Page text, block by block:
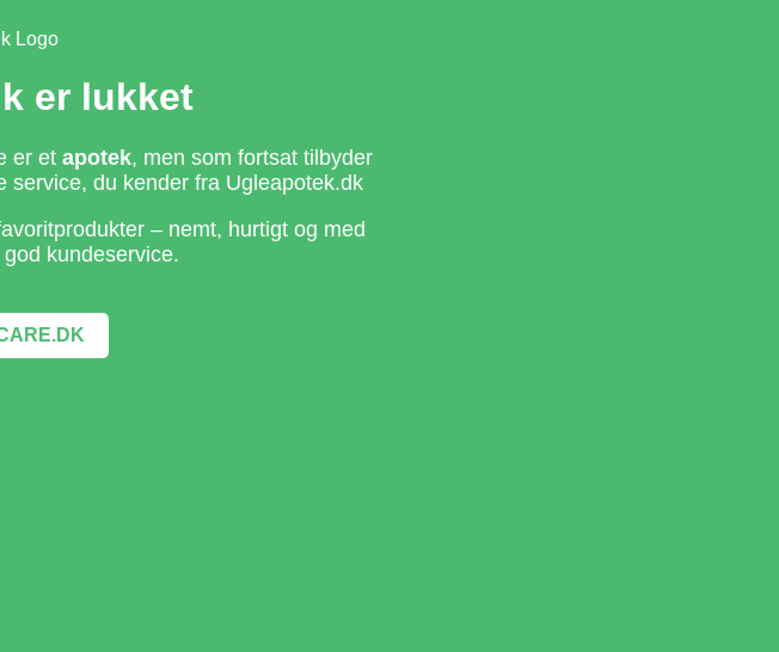
er lukket
er et apotek, men som fortsat tilbyder
du kender fra Ugleapotek.dk
– nemt, hurtigt og med
kundeservice.